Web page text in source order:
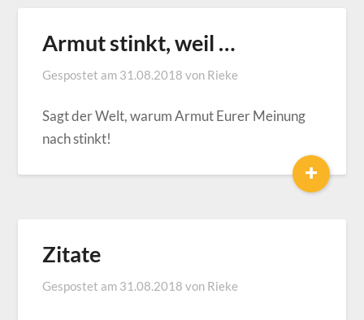
Armut stinkt, weil …
Gespostet am 31.08.2018 von Rieke
Sagt der Welt, warum Armut Eurer Meinung
nach stinkt!
+
Zitate
Gespostet am 31.08.2018 von Rieke